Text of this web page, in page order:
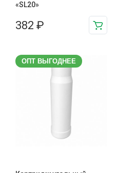
«SL20»
382 ₽
ОПТ ВЫГОДНЕЕ